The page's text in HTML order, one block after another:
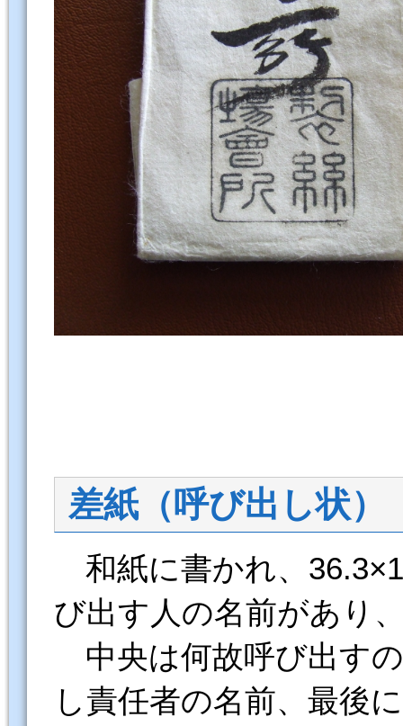
差紙（呼び出し状）
和紙に書かれ、
び出す人の名前があり
中央は何故呼び出す
し責任者の名前、最後に